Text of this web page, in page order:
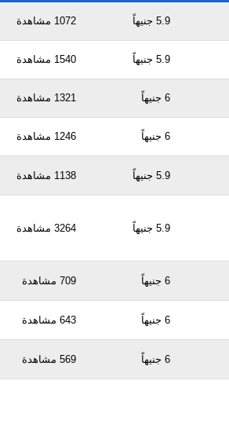
5.9 جنيهاً 1072 مشاهدة
5.9 جنيهاً 1540 مشاهدة
6 جنيهاً 1321 مشاهدة
6 جنيهاً 1246 مشاهدة
5.9 جنيهاً 1138 مشاهدة
5.9 جنيهاً 3264 مشاهدة
6 جنيهاً 709 مشاهدة
6 جنيهاً 643 مشاهدة
6 جنيهاً 569 مشاهدة